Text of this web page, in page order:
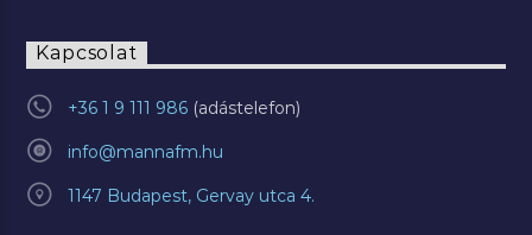
Kapcsolat
+36 1 9 111 986
info@mannafm.hu
1147 Budapest, Gervay utca 4.